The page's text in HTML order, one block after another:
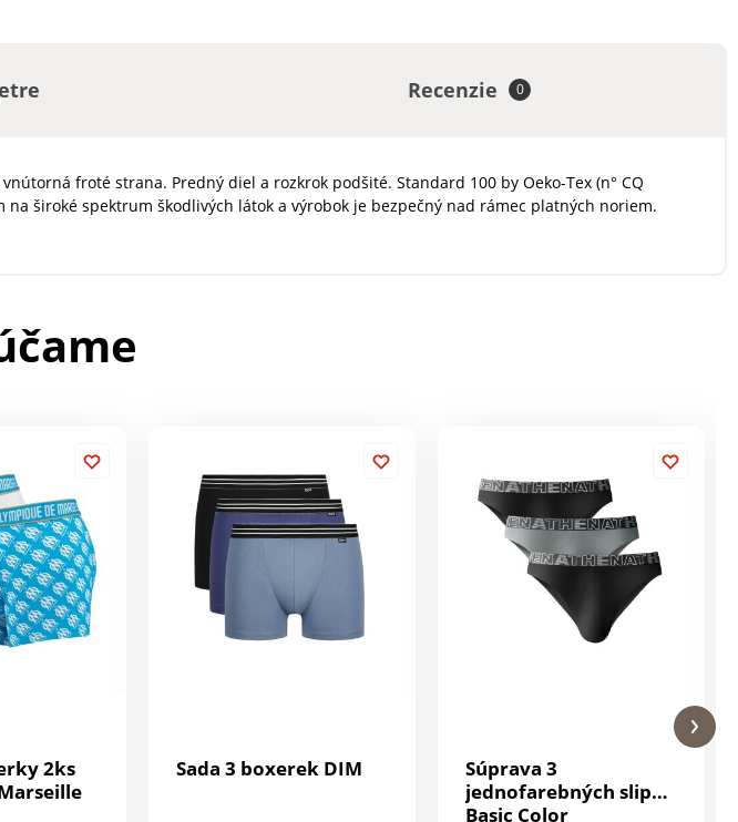
Recenzie 0
froté strana. Predný diel a rozkrok podšité. Standard 100 by Oeko-Tex (n° CQ
široké spektrum škodlivých látok a výrobok je bezpečný nad rámec platných noriem.
2ks
Sada 3 boxerek DIM
Súprava 3
jednofarebných slipov
Basic Color